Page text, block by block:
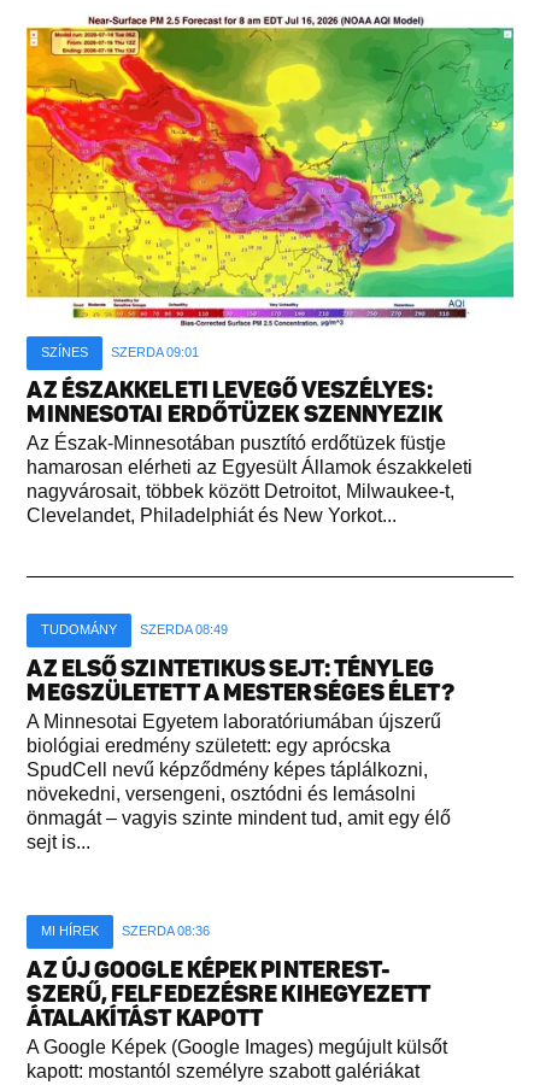
SZÍNES SZERDA 09:01
AZ ÉSZAKKELETI LEVEGŐ VESZÉLYES:
MINNESOTAI ERDŐTÜZEK SZENNYEZIK
Az Észak-Minnesotában pusztító erdőtüzek füstje
hamarosan elérheti az Egyesült Államok északkeleti
nagyvárosait, többek között Detroitot, Milwaukee-t,
Clevelandet, Philadelphiát és New Yorkot...
TUDOMÁNY SZERDA 08:49
AZ ELSŐ SZINTETIKUS SEJT: TÉNYLEG
MEGSZÜLETETT A MESTERSÉGES ÉLET?
A Minnesotai Egyetem laboratóriumában újszerű
biológiai eredmény született: egy aprócska
SpudCell nevű képződmény képes táplálkozni,
növekedni, versengeni, osztódni és lemásolni
önmagát – vagyis szinte mindent tud, amit egy élő
sejt is...
MI HÍREK SZERDA 08:36
AZ ÚJ GOOGLE KÉPEK PINTEREST-
SZERŰ, FELFEDEZÉSRE KIHEGYEZETT
ÁTALAKÍTÁST KAPOTT
A Google Képek (Google Images) megújult külsőt
kapott: mostantól személyre szabott galériákat